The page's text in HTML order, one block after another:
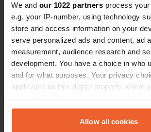
We and our 1022 partners process your
e.g. your IP-number, using technology
store and access information on your
serve personalized ads and content, ad
measurement, audience research and
development. You have a choice in who
and for what purposes. Your privacy
applicable on this digital property where
any time from the Cookie Declaration or
the Privacy trigger icon.Allow all cookies
Es-tu déjà venu ici ?
Contact